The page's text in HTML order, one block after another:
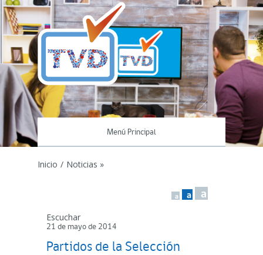
Menú Principal
Inicio / Noticias »
a a a
Escuchar
21 de mayo de 2014
Partidos de la Selección